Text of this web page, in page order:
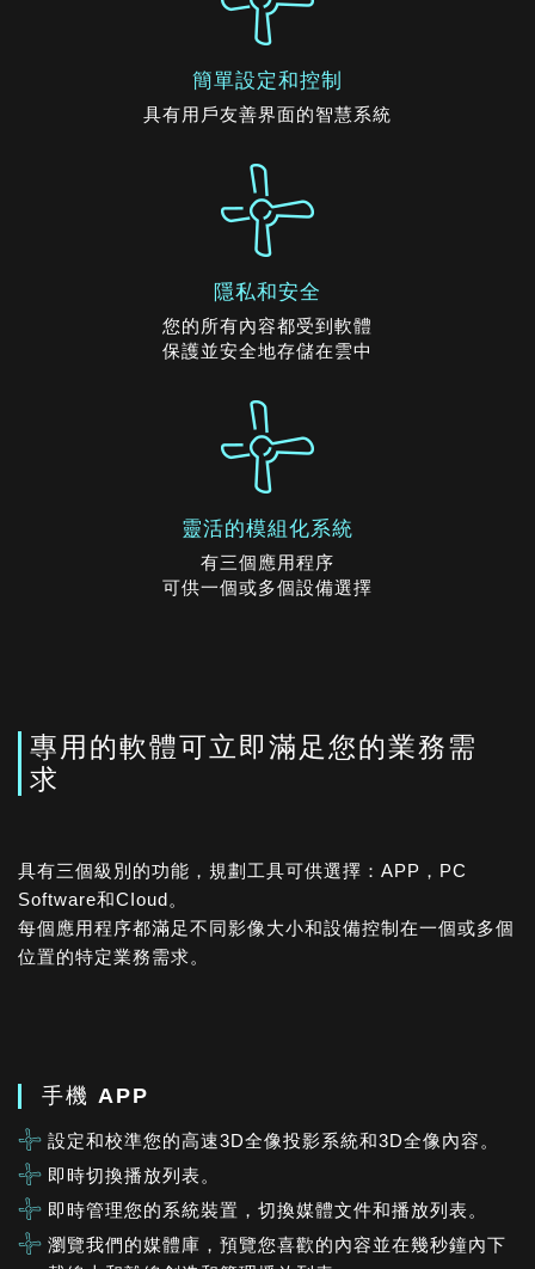
簡單設定和控制
具有用戶友善界面的智慧系統
隱私和安全
您的所有內容都受到軟體
保護並安全地存儲在雲中
靈活的模組化系統
有三個應用程序
可供一個或多個設備選擇
專用的軟體可立即滿足您的業務需
求
具有三個級別的功能，規劃工具可供選擇：APP，PC
Software和CIoud。
每個應用程序都滿足不同影像大小和設備控制在一個或多個
位置的特定業務需求。
手機 APP
設定和校準您的高速3D全像投影系統和3D全像內容。
即時切換播放列表。
即時管理您的系統裝置，切換媒體文件和播放列表。
瀏覽我們的媒體庫，預覽您喜歡的內容並在幾秒鐘內下